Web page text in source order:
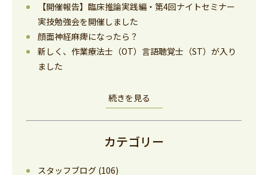
【開催報告】臨床推論実践編・第4回ナイトセミナー
実技勉強会を開催しました
顔面神経麻痺になったら？
新しく、作業療法士（OT）言語聴覚士（ST）が入り
ました
続きを見る
カテゴリー
スタッフブログ(106)